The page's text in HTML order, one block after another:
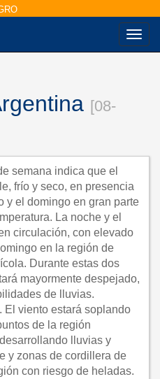
[08-
semana indica que el
frío y seco, en presencia
y el domingo en gran parte
La noche y el
circulación, con elevado
en la región de
Durante estas dos
mayormente despejado,
de lluvias.
El viento estará soplando
de la región
lluvias y
y zonas de cordillera de
con riesgo de heladas.
41°